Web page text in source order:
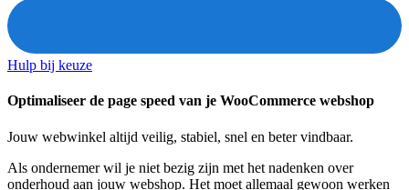
Hulp bij keuze
Optimaliseer de page speed van je WooCommerce webshop
Jouw webwinkel altijd veilig, stabiel, snel en beter vindbaar.
Als ondernemer wil je niet bezig zijn met het nadenken over
onderhoud aan jouw webshop. Het moet allemaal gewoon werken